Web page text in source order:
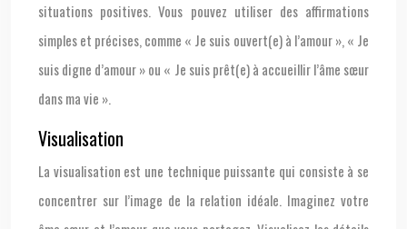
situations positives. Vous pouvez utiliser des affirmations
simples et précises, comme « Je suis ouvert(e) à l’amour », « Je
suis digne d’amour » ou « Je suis prêt(e) à accueillir l’âme sœur
dans ma vie ».
Visualisation
La visualisation est une technique puissante qui consiste à se
concentrer sur l’image de la relation idéale. Imaginez votre